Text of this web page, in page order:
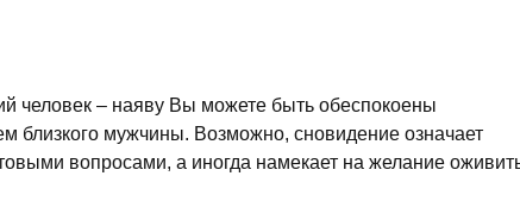
человек – наяву Вы можете быть обеспокоены
близкого мужчины. Возможно, сновидение означает
вопросами, а иногда намекает на желание